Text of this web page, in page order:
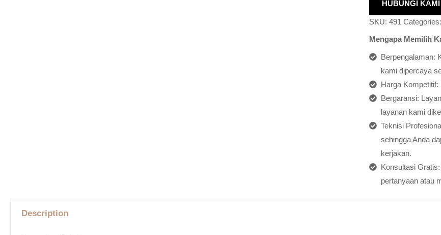
HUBUNGI KAMI
SKU:491 Categories:
Mengapa Memilih
Berpengalaman:
kami dipercaya
Harga
Bergaransi:
layanan kami
Teknisi
sehingga Anda
kerjakan.
Konsultasi
pertanyaan atau
Description